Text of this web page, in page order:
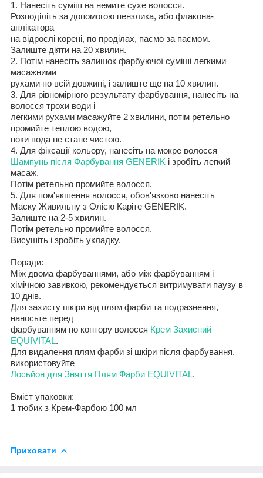
1. Нанесіть суміш на немите сухе волосся.
Розподіліть за допомогою пензлика, або флакона-
аплікатора
на відрослі корені, по проділах, пасмо за пасмом.
Залиште діяти на 20 хвилин.
2. Потім нанесіть залишок фарбуючої суміші легкими
масажними
рухами по всій довжині, і залиште ще на 10 хвилин.
3. Для рівномірного результату фарбування, нанесіть на
волосся трохи води і
легкими рухами масажуйте 2 хвилини, потім ретельно
промийте теплою водою,
поки вода не стане чистою.
4. Для фіксації кольору, нанесіть на мокре волосся
Шампунь після Фарбування GENERIK і зробіть легкий
масаж.
Потім ретельно промийте волосся.
5. Для пом'якшення волосся, обов'язково нанесіть
Маску Живильну з Олією Каріте GENERIK.
Залиште на 2-5 хвилин.
Потім ретельно промийте волосся.
Висушіть і зробіть укладку.
Поради:
Між двома фарбуваннями, або між фарбуванням і
хімічною завивкою, рекомендується витримувати паузу в
10 днів.
Для захисту шкіри від плям фарби та подразнення,
наносьте перед
фарбуванням по контору волосся Крем Захисний
EQUIVITAL.
Для видалення плям фарби зі шкіри після фарбування,
використовуйте
Лосьйон для Зняття Плям Фарби EQUIVITAL.
Вміст упаковки:
1 тюбик з Крем-Фарбою 100 мл
Приховати